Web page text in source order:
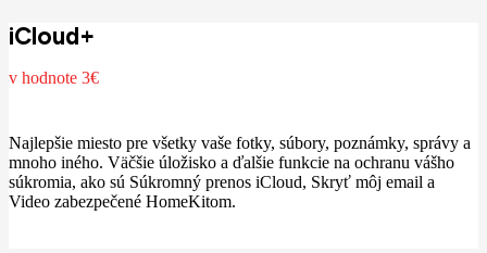
iCloud+
v hodnote 3€
Najlepšie miesto pre všetky vaše fotky, súbory, poznámky, správy a
mnoho iného. Väčšie úložisko a ďalšie funkcie na ochranu vášho
súkromia, ako sú Súkromný prenos iCloud, Skryť môj email a
Video zabezpečené HomeKitom.